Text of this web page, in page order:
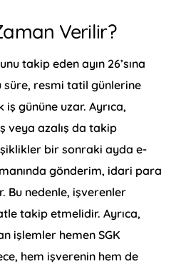
Verilir?
takip eden ayın 26’sına
süre, resmi tatil günlerine
gününe uzar. Ayrıca,
veya azalış da takip
bir sonraki ayda e-
gönderim, idari para
Bu nedenle, işverenler
takip etmelidir. Ayrıca,
işlemler hemen SGK
hem işverenin hem de